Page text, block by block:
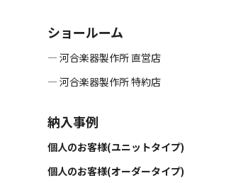
ショールーム
― 河合楽器製作所 直営店
― 河合楽器製作所 特約店
納入事例
個人のお客様(ユニットタイプ)
個人のお客様(オーダータイプ)